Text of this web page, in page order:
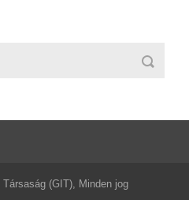
(GIT), Minden jog